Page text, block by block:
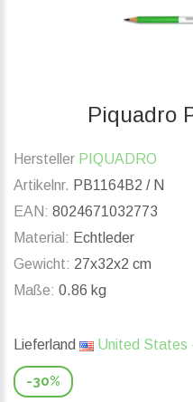
Piquadro
Hersteller PIQUADRO
Artikelnr. PB1164B2 / N
EAN: 8024671032773
Material: Echtleder
Gewicht: 27x32x2 cm
Maße: 0.86 kg
Lieferland United States
-30%